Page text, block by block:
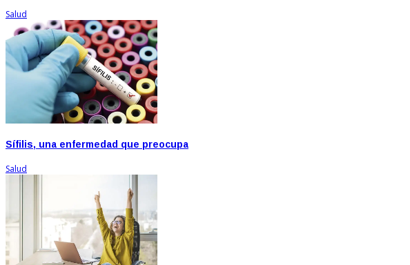
Salud
Sífilis, una enfermedad que preocupa
Salud